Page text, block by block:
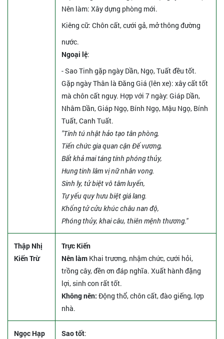
Nên làm: Xây dựng phòng mới.
Kiêng cữ: Chôn cất, cưới gả, mở thông đường
nước.
Ngoại lệ:
- Sao Tinh gặp ngày Dần, Ngọ, Tuất đều tốt.
Gặp ngày Thân là Đăng Giá (lên xe): xây cất tốt
mà chôn cất nguy. Hợp với 7 ngày: Giáp Dần,
Nhâm Dần, Giáp Ngọ, Bính Ngọ, Mậu Ngọ, Bính
Tuất, Canh Tuất.
"Tinh tú nhật hảo tạo tân phòng,
Tiến chức gia quan cận Đế vương,
Bất khả mai táng tính phóng thủy,
Hung tinh lâm vị nữ nhân vong.
Sinh ly, tử biệt vô tâm luyến,
Tự yếu quy hưu biệt giá lang.
Khổng tử cửu khúc châu nan độ,
Phóng thủy, khai câu, thiên mệnh thương."
Thập Nhị
Kiến Trừ
Trực Kiến
Nên làm Khai trương, nhậm chức, cưới hỏi,
trồng cây, đền ơn đáp nghĩa. Xuất hành đặng
lợi, sinh con rất tốt.
Không nên: Động thổ, chôn cất, đào giếng, lợp
nhà.
Ngọc Hạp
Sao tốt: